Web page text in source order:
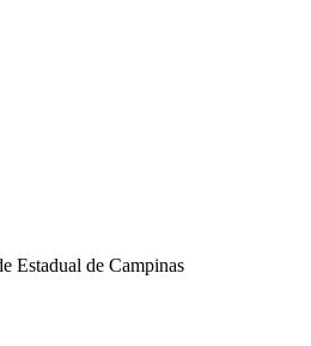
Estadual de Campinas